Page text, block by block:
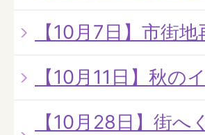
【10月7日】市街
【10月11日】秋の
【10月28日】街